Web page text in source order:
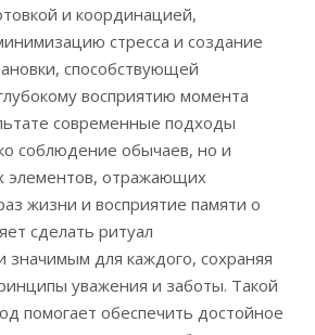
и координацией,
стресса и создание
способствующей
восприятию момента
современные подходы
соблюдение обычаев, но и
элементов, отражающих
жизни и восприятие памяти о
сделать ритуал
для каждого, сохраняя
уважения и заботы. Такой
помогает обеспечить достойное